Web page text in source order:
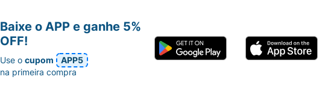
Baixe o APP e ganhe 5%
OFF!
Use ocupom
APP5
na primeira compra